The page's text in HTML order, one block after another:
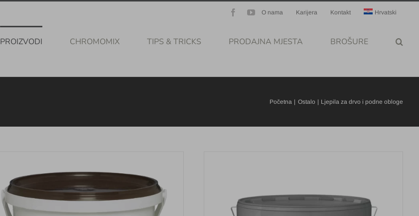
O nama Karijera Kontakt Hrvatski
FacebookYouTube
PROIZVODI CHROMOMIX TIPS & TRICKS PRODAJNA MJESTA BROŠURE
Početna Ostalo Ljepila za drvo i podne obloge